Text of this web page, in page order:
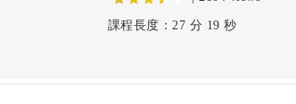
課程長度：27 分 19 秒